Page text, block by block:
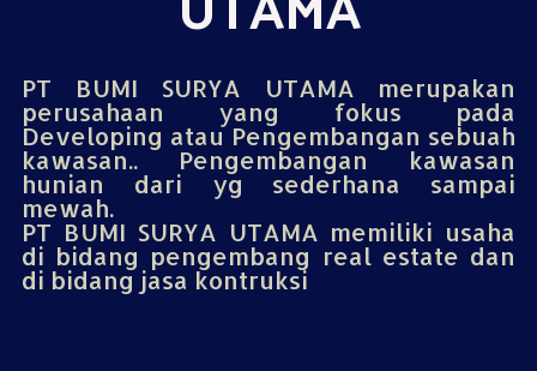
PT BUMI SURYA UTAMA merupakan
perusahaan yang fokus pada
Developing atau Pengembangan sebuah
kawasan.. Pengembangan kawasan
hunian dari yg sederhana sampai
mewah.
PT BUMI SURYA UTAMA memiliki usaha
di bidang pengembang real estate dan
di bidang jasa kontruksi